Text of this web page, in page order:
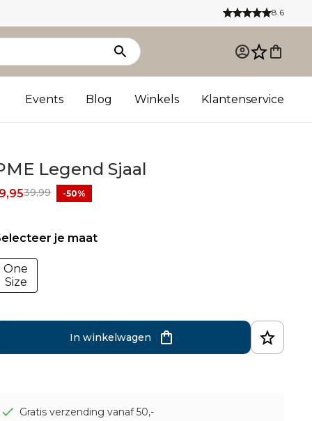
8.6
Events Blog Winkels Klantenservice
Legend Sjaal
39,99 -50%
je maat
One
Size
In winkelwagen
Gratis verzending vanaf 50,-